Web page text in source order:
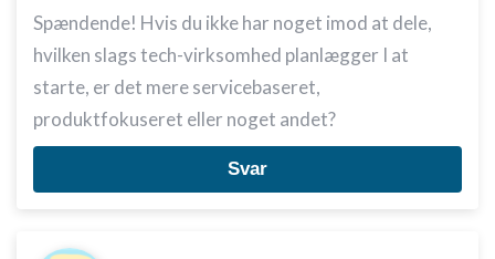
Spændende! Hvis du ikke har noget imod at dele,
hvilken slags tech-virksomhed planlægger I at
starte, er det mere servicebaseret,
produktfokuseret eller noget andet?
Svar